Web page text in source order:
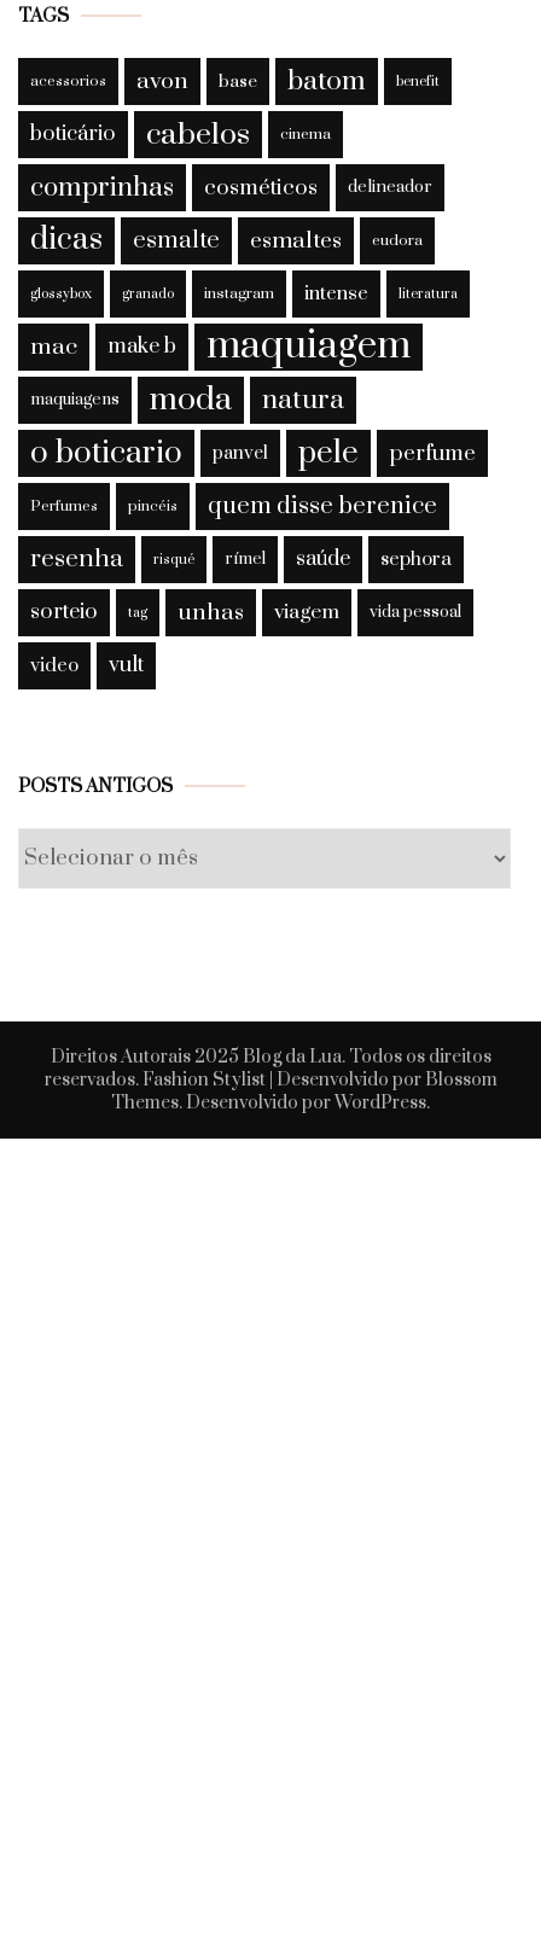
TAGS
acessorios avon base batom benefit
boticário cabelos cinema
comprinhas cosméticos delineador
dicas esmalte esmaltes eudora
glossybox granado instagram intense literatura
mac make b maquiagem
maquiagens moda natura
o boticario panvel pele perfume
Perfumes pincéis quem disse berenice
resenha risqué rímel saúde sephora
sorteio tag unhas viagem vida pessoal
video vult
POSTS ANTIGOS
Posts
Direitos Autorais 2025 Blog da Lua. Todos os direitos
reservados.Fashion Stylist | Desenvolvido por Blossom
Themes. Desenvolvido porWordPress.